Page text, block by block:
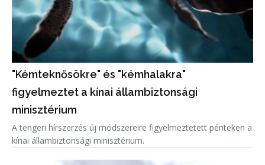
"Kémteknősökre" és "kémhalakra"
figyelmeztet a kínai állambiztonsági
minisztérium
A tengeri hírszerzés új módszereire figyelmeztetett pénteken a
kínai állambiztonsági minisztérium.